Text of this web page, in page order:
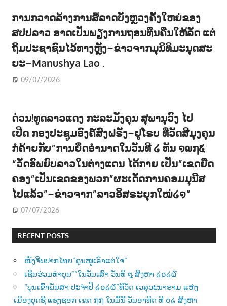
ການກວາດລ້າງການສໍ້ລາດບັງຫຼວງຄັ້ງໃຫຍ່ຂອງ
ສປປລາວ ອາດເປັນພຽງການຖອນທຶນຄືນໃຫ້ລັດ ແຕ່
ຖິ້ມປະຊາຊົນໄວ້ທາງຫຼັງ~ຂ່າວຈາກມຸນິທິມະນຸດສະ
ຍະ~Manushya Lao .
09/07/2026
ດ່ວນ!ທູດລາວແດງ ກະລະມັງຄຸນ ສຸພານຸວົງ ໄປ
ເປີດ ກອງປະຊູມອົງຄ໌ສົງຝຣັ່ງ~ຢູໂຣບ ທີ່ວັດສີມຸງຄຸນ
ກໍຄ້າຍກັບ”ການຍຶດອຳນາດໃນວັນທີ ໒ ທັນ ໑໙໗໕
“ວັດອົພຍົບລາວໃນຕ່າງແດນ ໄດ້ກາຍ ເປັນ”ເຂດຍືດ
ຄອງ”ເປັນເຂດຂອງພວກ”ຜະເດັດການຄອມມຸນີສ
ໄປແລ້ວ”~ຂ່າວຈາກ”ລາວອິສຣະຍຸກໃໝ່໒໑”
07/07/2026
RECENT POSTS
ໜັງຈີນປາກໄທຍ”ຄຸນໜູເອົາແຕ່ໃຈ”
ເຊີນຮ່ວມທຳບຸນ””ໃນວັນເສົາ ວັນທີ ໘ ສີງຫາ ໒໐໒໖
“ບຸນເຂົ້າພັນສາ ປະຈຳປີ ໒໐໒໖”ທີ່ວັດ ເວລຸວະນາຣາມ ແຫ່ງ
ເມືອງບຸດຊີ ແຊງຊອກ ເຂດ ໗໗ ໃນມື້ນີ້ ວັນອາທີດ ທີ ໐໒ ສີງຫາ